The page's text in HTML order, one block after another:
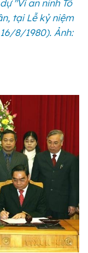
"Vì an ninh Tổ
tại Lễ kỷ niệm
8/1980). Ảnh: